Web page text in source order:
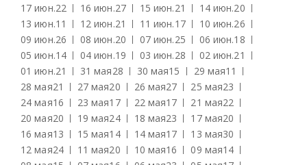
17 июн.22 16 июн.27 15 июн.21 14 июн.20
13 июн.11 12 июн.21 11 июн.17 10 июн.26
09 июн.26 08 июн.20 07 июн.25 06 июн.18
05 июн.14 04 июн.19 03 июн.28 02 июн.21
01 июн.21 31 мая28 30 мая15 29 мая11
28 мая21 27 мая20 26 мая27 25 мая23
24 мая16 23 мая17 22 мая17 21 мая22
20 мая20 19 мая24 18 мая23 17 мая20
16 мая13 15 мая14 14 мая17 13 мая30
12 мая24 11 мая20 10 мая16 09 мая14